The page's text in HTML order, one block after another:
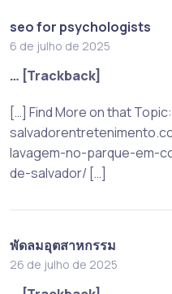
seo for psychologists
6 de julho de 2025
… [Trackback]
[…] Find More on that Topic:
lavagem-no-parque-em-
de-salvador/ […]
พัดลมอุตสาหกรรม
26 de julho de 2025